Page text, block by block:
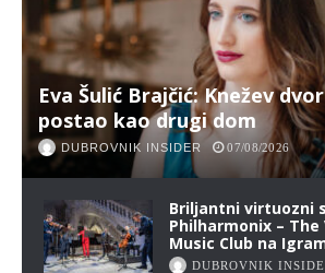
Eva Šulić Brajčić: Knežev
postao kao drugi dom
DUBROVNIK INSIDER 07/08/2026
Briljantni virtuozni
Philharmonix – The
Music Club na
DUBROVNIK